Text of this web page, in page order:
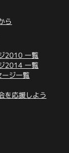
ら
2010 一覧
2014 一覧
ジ一覧
を応援しよう